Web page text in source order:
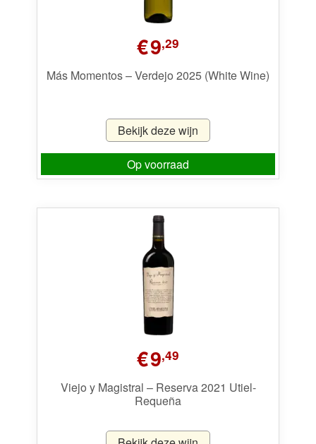
€9,29
Más Momentos – Verdejo 2025 (White Wine)
Bekijk deze wijn
Op voorraad
€9,49
Viejo y Magistral – Reserva 2021 Utiel-
Requeña